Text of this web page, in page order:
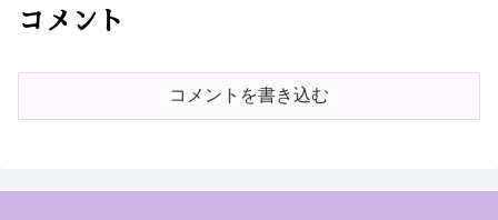
コメント
コメントを書き込む